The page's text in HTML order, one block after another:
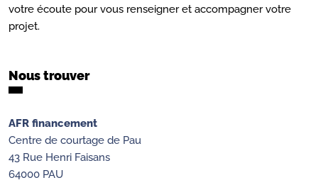
votre écoute pour vous renseigner et accompagner votre
projet.
Nous trouver
AFR financement
Centre de courtage de Pau
43 Rue Henri Faisans
64000 PAU